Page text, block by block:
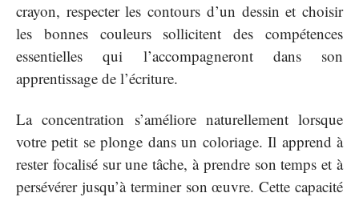
crayon, respecter les contours d’un dessin et choisir
les bonnes couleurs sollicitent des compétences
essentielles qui l’accompagneront dans son
apprentissage de l’écriture.
La concentration s’améliore naturellement lorsque
votre petit se plonge dans un coloriage. Il apprend à
rester focalisé sur une tâche, à prendre son temps et à
persévérer jusqu’à terminer son œuvre. Cette capacité